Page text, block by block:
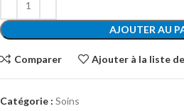
AJOUTER AU
Comparer Ajouter à la liste
Catégorie : Soins